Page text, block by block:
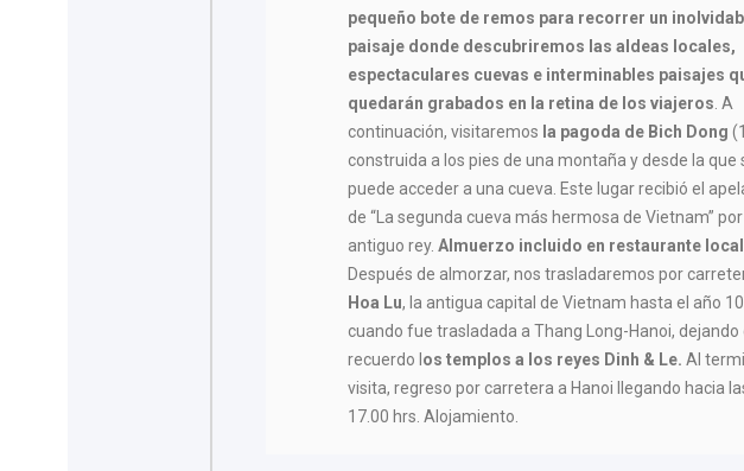
pequeño bote de remos para recorrer un
paisaje donde descubriremos las aldeas locales,
espectaculares cuevas e interminables paisajes
quedarán grabados en la retina de los viajeros . A
continuación, visitaremos la pagoda de Bich Dong
construida a los pies de una montaña y desde la que
puede acceder a una cueva. Este lugar recibió el
de “La segunda cueva más hermosa de Vietnam”
antiguo rey.Almuerzo incluido en restaurante local
Después de almorzar, nos trasladaremos por
Hoa Lu, la antigua capital de Vietnam hasta el año
cuando fue trasladada a Thang Long-Hanoi, dejando
recuerdo l os templos a los reyes Dinh & Le. Al
visita, regreso por carretera a Hanoi llegando hacia
17.00 hrs. Alojamiento.